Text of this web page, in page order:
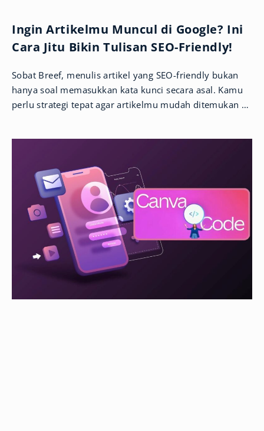
Ingin Artikelmu Muncul di Google? Ini
Cara Jitu Bikin Tulisan SEO-Friendly!
Sobat Breef, menulis artikel yang SEO-friendly bukan
hanya soal memasukkan kata kunci secara asal. Kamu
perlu strategi tepat agar artikelmu mudah ditemukan di